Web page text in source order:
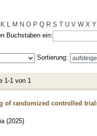
K L M N O P Q R S T U V W X Y
Buchstaben ein:
Sortierung:
1-1 von 1
of randomized controlled
(2025)